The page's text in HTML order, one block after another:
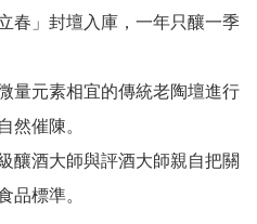
春」封壇入庫，一年只釀一季
量元素相宜的傳統老陶壇進行
然催陳。
釀酒大師與評酒大師親自把關
品標準。